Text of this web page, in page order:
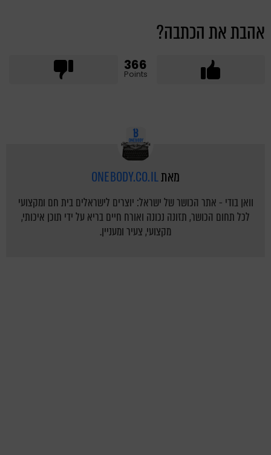
אהבת את הכתבה?
366
Points
מאתONEBODY.CO.IL
וואן בודי - אתר הכושר של ישראל: יוצרים לישראלים בית חם ומקצועי
לכל תחום הכושר, תזונה נכונה ואורח חיים בריא על ידי תוכן איכותי,
מקצועי, צעיר ומעניין.